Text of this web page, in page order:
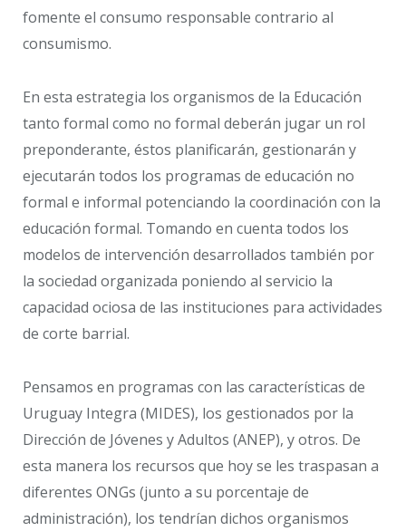
fomente el consumo responsable contrario al
consumismo.
En esta estrategia los organismos de la Educación
tanto formal como no formal deberán jugar un rol
preponderante, éstos planificarán, gestionarán y
ejecutarán todos los programas de educación no
formal e informal potenciando la coordinación con la
educación formal. Tomando en cuenta todos los
modelos de intervención desarrollados también por
la sociedad organizada poniendo al servicio la
capacidad ociosa de las instituciones para actividades
de corte barrial.
Pensamos en programas con las características de
Uruguay Integra (MIDES), los gestionados por la
Dirección de Jóvenes y Adultos (ANEP), y otros. De
esta manera los recursos que hoy se les traspasan a
diferentes ONGs (junto a su porcentaje de
administración), los tendrían dichos organismos